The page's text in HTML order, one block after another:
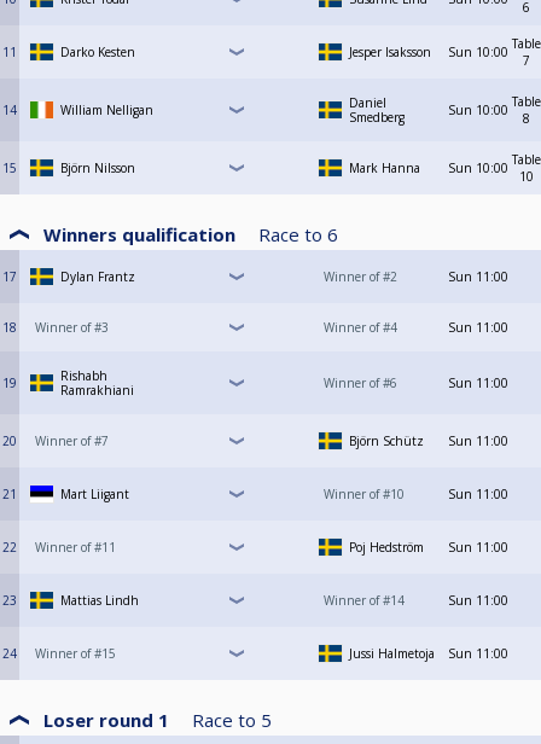
6
11 Darko Kesten Jesper Isaksson Sun 10:00 Table
7
14 William Nelligan
Daniel
Smedberg
Sun 10:00 Table
8
15 Björn Nilsson Mark Hanna Sun 10:00 Table
10
Winners qualification Race to 6
17 Dylan Frantz Winner of #2 Sun 11:00
18 Winner of #3 Winner of #4 Sun 11:00
19
Rishabh
Ramrakhiani
Winner of #6 Sun 11:00
20 Winner of #7 Björn Schütz Sun 11:00
21 Mart Liigant Winner of #10 Sun 11:00
22 Winner of #11 Poj Hedström Sun 11:00
23 Mattias Lindh Winner of #14 Sun 11:00
24 Winner of #15 Jussi Halmetoja Sun 11:00
Loser round 1 Race to 5